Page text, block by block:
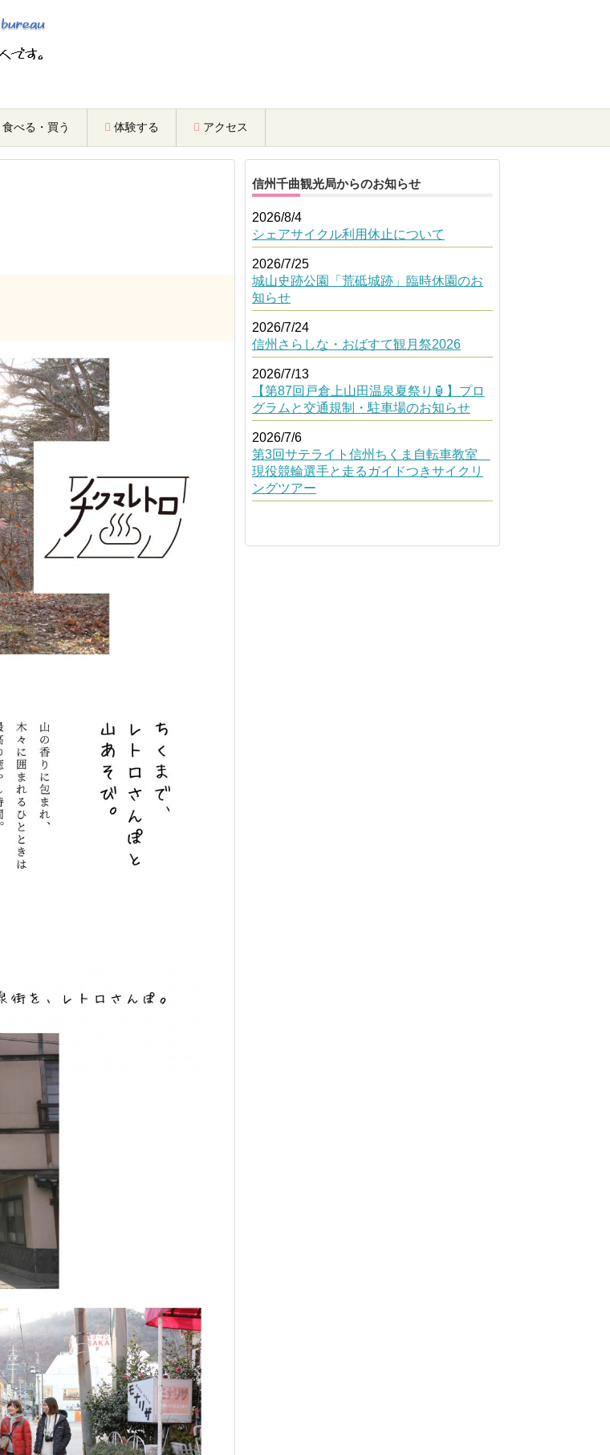
食べる・買う 体験する アクセス
信州千曲観光局からのお知らせ
2026/8/4
シェアサイクル利用休止について
2026/7/25
城山史跡公園「荒砥城跡」臨時休園のお
知らせ
2026/7/24
信州さらしな・おばすて観月祭2026
2026/7/13
【第87回戸倉上山田温泉夏祭り🏮】プロ
グラムと交通規制・駐車場のお知らせ
2026/7/6
第3回サテライト信州ちくま自転車教室
現役競輪選手と走るガイドつきサイクリ
ングツアー